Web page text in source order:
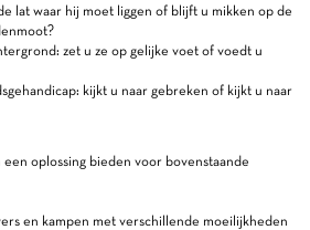
lat waar hij moet liggen of blijft u mikken op de
zet u ze op gelijke voet of voedt u
kijkt u naar gebreken of kijkt u naar
oplossing bieden voor bovenstaande
en kampen met verschillende moeilijkheden